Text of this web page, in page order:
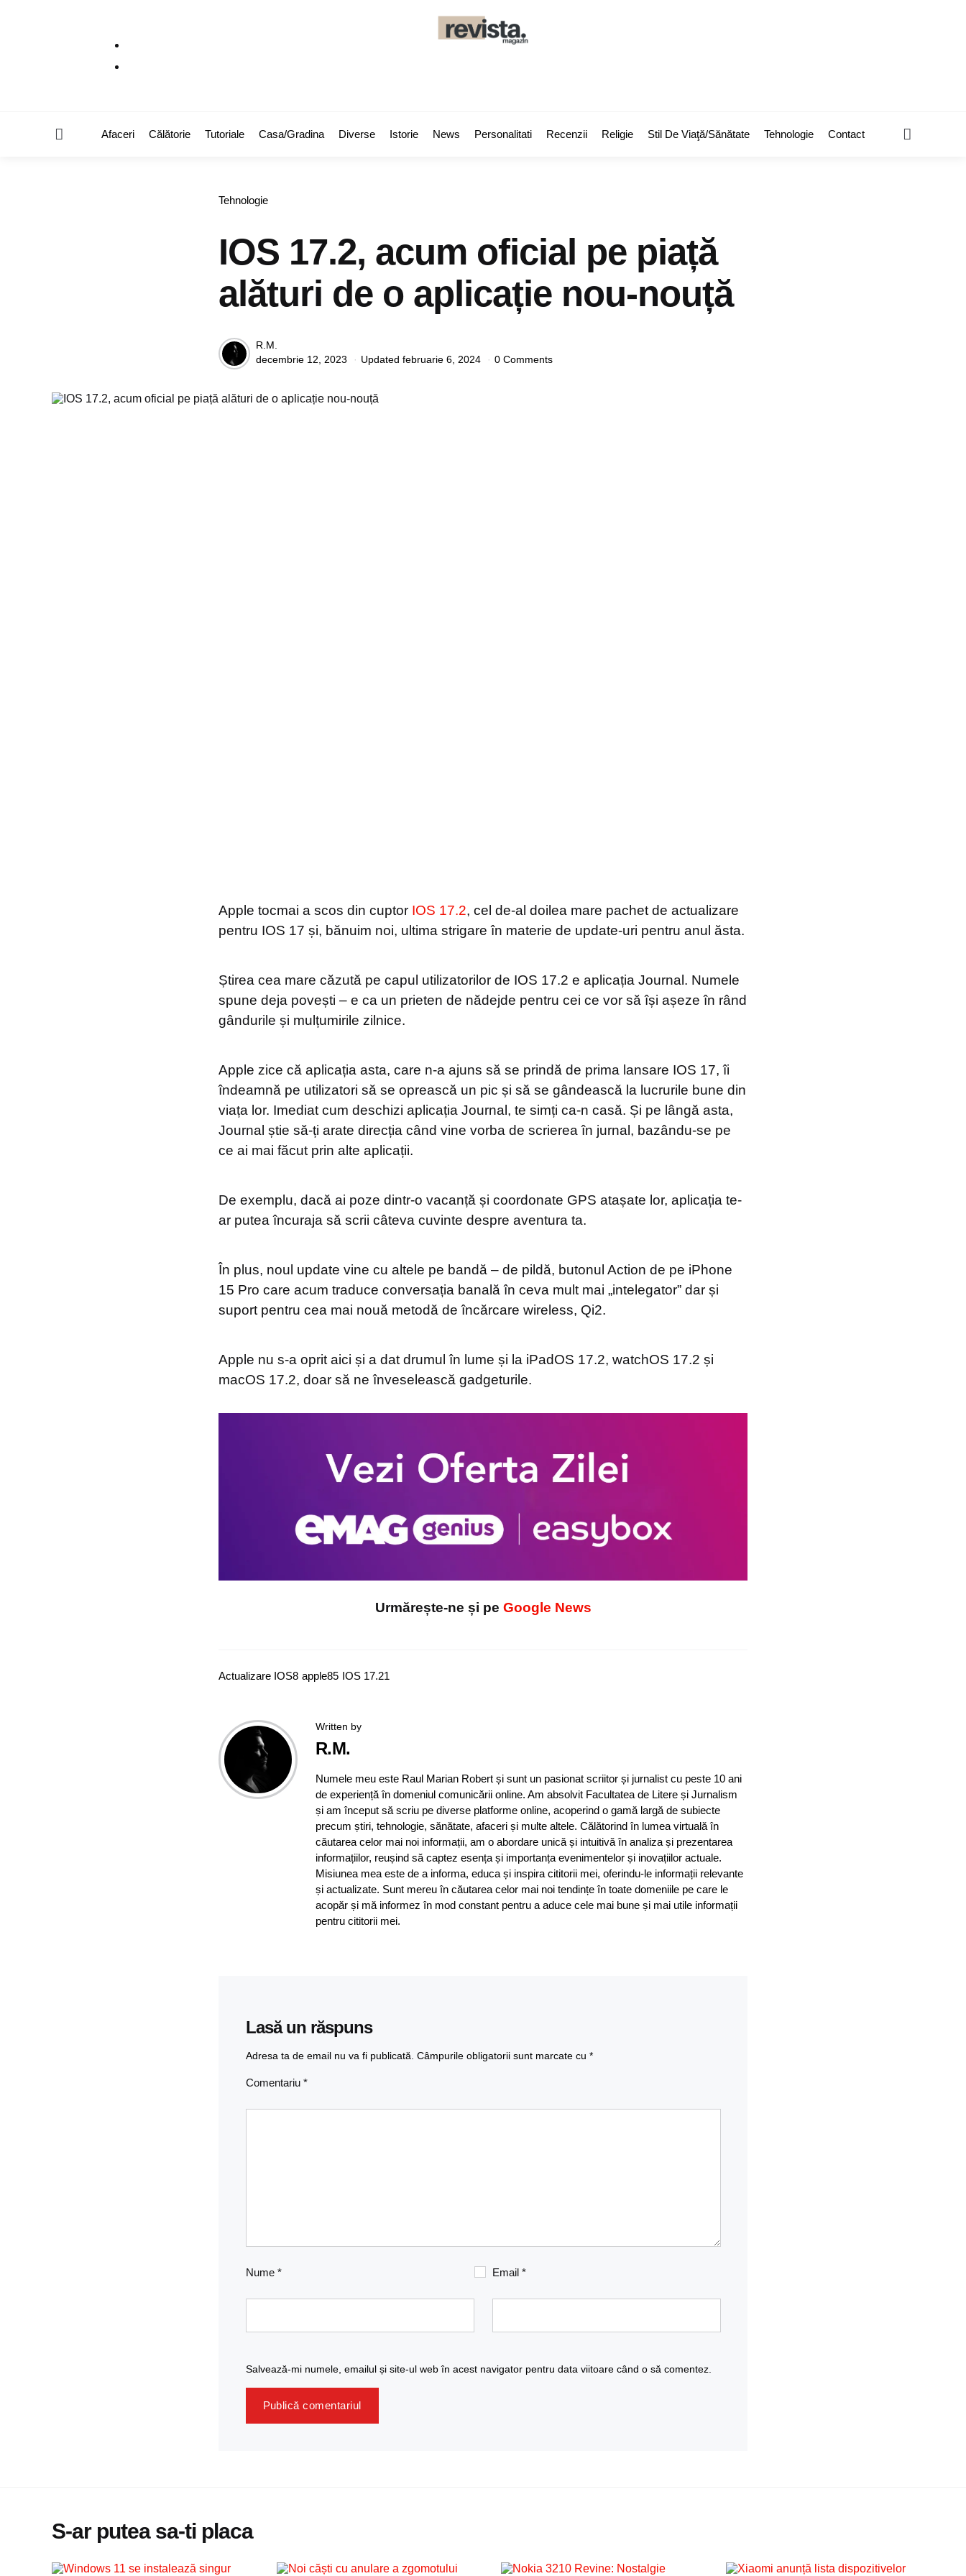
Afaceri Călătorie Tutoriale Casa/Gradina Diverse Istorie News Personalitati Recenzii Religie Stil De Viaţă/Sănătate Tehnologie Contact
Categories
Tehnologie
IOS 17.2, acum oficial pe piață
alături de o aplicație nou-nouță
Posted
by
R.M.
decembrie 12, 2023
Updated februarie 6, 2024 0 Comments
Apple tocmai a scos din cuptor IOS 17.2, cel de-al doilea mare pachet de actualizare
pentru IOS 17 și, bănuim noi, ultima strigare în materie de update-uri pentru anul ăsta.
Știrea cea mare căzută pe capul utilizatorilor de IOS 17.2 e aplicația Journal. Numele
spune deja povești – e ca un prieten de nădejde pentru cei ce vor să își așeze în rând
gândurile și mulțumirile zilnice.
Apple zice că aplicația asta, care n-a ajuns să se prindă de prima lansare IOS 17, îi
îndeamnă pe utilizatori să se oprească un pic și să se gândească la lucrurile bune din
viața lor. Imediat cum deschizi aplicația Journal, te simți ca-n casă. Și pe lângă asta,
Journal știe să-ți arate direcția când vine vorba de scrierea în jurnal, bazându-se pe
ce ai mai făcut prin alte aplicații.
De exemplu, dacă ai poze dintr-o vacanță și coordonate GPS atașate lor, aplicația te-
ar putea încuraja să scrii câteva cuvinte despre aventura ta.
În plus, noul update vine cu altele pe bandă – de pildă, butonul Action de pe iPhone
15 Pro care acum traduce conversația banală în ceva mult mai „intelegator” dar și
suport pentru cea mai nouă metodă de încărcare wireless, Qi2.
Apple nu s-a oprit aici și a dat drumul în lume și la iPadOS 17.2, watchOS 17.2 și
macOS 17.2, doar să ne înveselească gadgeturile.
Urmărește-ne și pe Google News
Actualizare IOS8 apple85 IOS 17.21
Written by
R.M.
Numele meu este Raul Marian Robert și sunt un pasionat scriitor și jurnalist cu peste 10 ani
de experiență în domeniul comunicării online. Am absolvit Facultatea de Litere și Jurnalism
și am început să scriu pe diverse platforme online, acoperind o gamă largă de subiecte
precum știri, tehnologie, sănătate, afaceri și multe altele. Călătorind în lumea virtuală în
căutarea celor mai noi informații, am o abordare unică și intuitivă în analiza și prezentarea
informațiilor, reușind să captez esența și importanța evenimentelor și inovațiilor actuale.
Misiunea mea este de a informa, educa și inspira cititorii mei, oferindu-le informații relevante
și actualizate. Sunt mereu în căutarea celor mai noi tendințe în toate domeniile pe care le
acopăr și mă informez în mod constant pentru a aduce cele mai bune și mai utile informații
pentru cititorii mei.
Lasă un răspuns
Adresa ta de email nu va fi publicată. Câmpurile obligatorii sunt marcate cu *
Comentariu *
Nume * Email *
Salvează-mi numele, emailul și site-ul web în acest navigator pentru data viitoare când o să comentez.
S-ar putea sa-ti placa